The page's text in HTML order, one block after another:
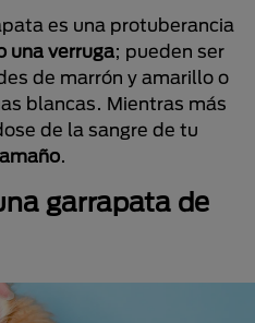
es una protuberancia
una verruga; pueden ser
de marrón y amarillo o
blancas. Mientras más
de la sangre de tu
.
garrapata de